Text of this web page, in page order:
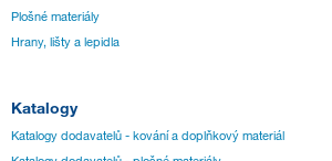
Plošné materiály
Hrany, lišty a lepidla
Katalogy
Katalogy dodavatelů - kování a doplňkový materiál